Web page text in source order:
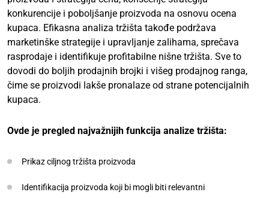
konkurencije i poboljšanje proizvoda na osnovu ocena
kupaca. Efikasna analiza tržišta takođe podržava
marketinške strategije i upravljanje zalihama, sprečava
rasprodaje i identifikuje profitabilne nišne tržišta. Sve to
dovodi do boljih prodajnih brojki i višeg prodajnog ranga,
čime se proizvodi lakše pronalaze od strane potencijalnih
kupaca.
Ovde je pregled najvažnijih funkcija analize tržišta:
Prikaz ciljnog tržišta proizvoda
Identifikacija proizvoda koji bi mogli biti relevantni